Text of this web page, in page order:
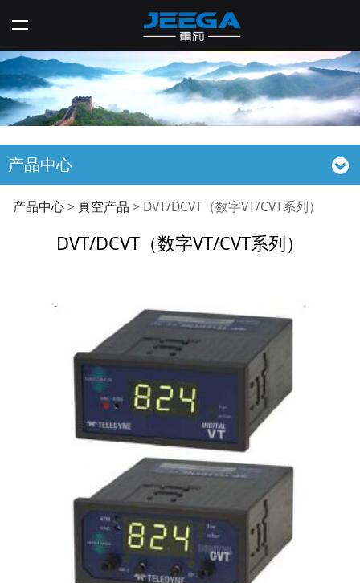
产品中心
DVT/DCVT（数字
VT/CVT系列）
产品中心> 真空产品 > DVT/DCVT（数字VT/CVT系列）
DVT/DCVT（数字VT/CVT系列）